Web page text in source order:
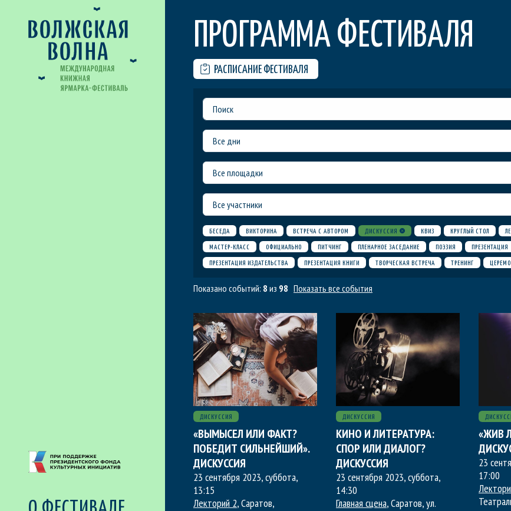
ПРОГРАММА ФЕСТИВАЛЯ
РАСПИСАНИЕ ФЕСТИВАЛЯ
Все дни
Все площадки
Все участники
БЕСЕДА ВИКТОРИНА ВСТРЕЧА С АВТОРОМ ДИСКУССИЯ КВИЗ КРУГЛЫЙ СТОЛ
МАСТЕР-КЛАСС ОФИЦИАЛЬНО ПИТЧИНГ ПЛЕНАРНОЕ ЗАСЕДАНИЕ ПОЭЗИЯ ПРЕЗЕНТАЦИЯ
ПРЕЗЕНТАЦИЯ ИЗДАТЕЛЬСТВА ПРЕЗЕНТАЦИЯ КНИГИ ТВОРЧЕСКАЯ ВСТРЕЧА ТРЕНИНГ
Показано событий: 8 из 98 Показать все события
ДИСКУССИЯ
«ВЫМЫСЕЛ ИЛИ ФАКТ?
ПОБЕДИТ СИЛЬНЕЙШИЙ».
ДИСКУССИЯ
23 сентября 2023, суббота,
13:15
Лекторий 2, Саратов,
ДИСКУССИЯ
КИНО И ЛИТЕРАТУРА:
СПОР ИЛИ ДИАЛОГ?
ДИСКУССИЯ
23 сентября 2023, суббота,
14:30
Главная сцена, Саратов, ул.
«ЖИВ
23
17:00